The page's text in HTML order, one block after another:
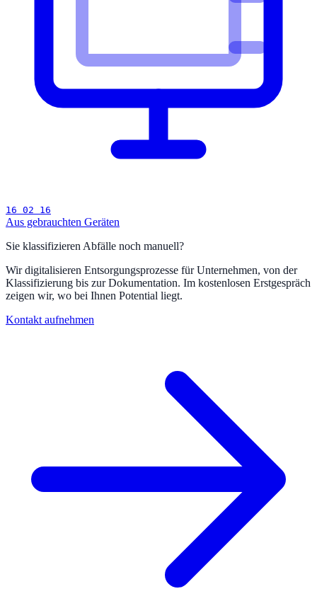
16 02 16
Aus gebrauchten Geräten
Sie klassifizieren Abfälle noch manuell?
Wir digitalisieren Entsorgungsprozesse für Unternehmen, von der
Klassifizierung bis zur Dokumentation. Im kostenlosen Erstgespräch
zeigen wir, wo bei Ihnen Potential liegt.
Kontakt aufnehmen